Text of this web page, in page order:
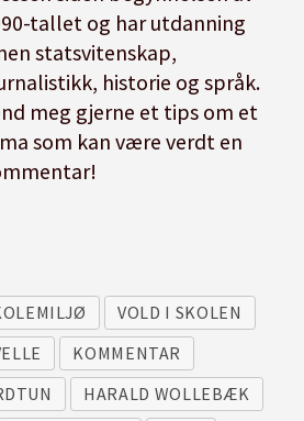
tallet og har utdanning
statsvitenskap,
historie og språk.
meg gjerne et tips om et
som kan være verdt en
VOLD I SKOLEN
KOMMENTAR
HARALD WOLLEBÆK